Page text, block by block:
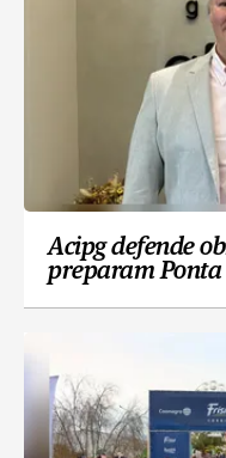
Acipg defende
preparam Ponta